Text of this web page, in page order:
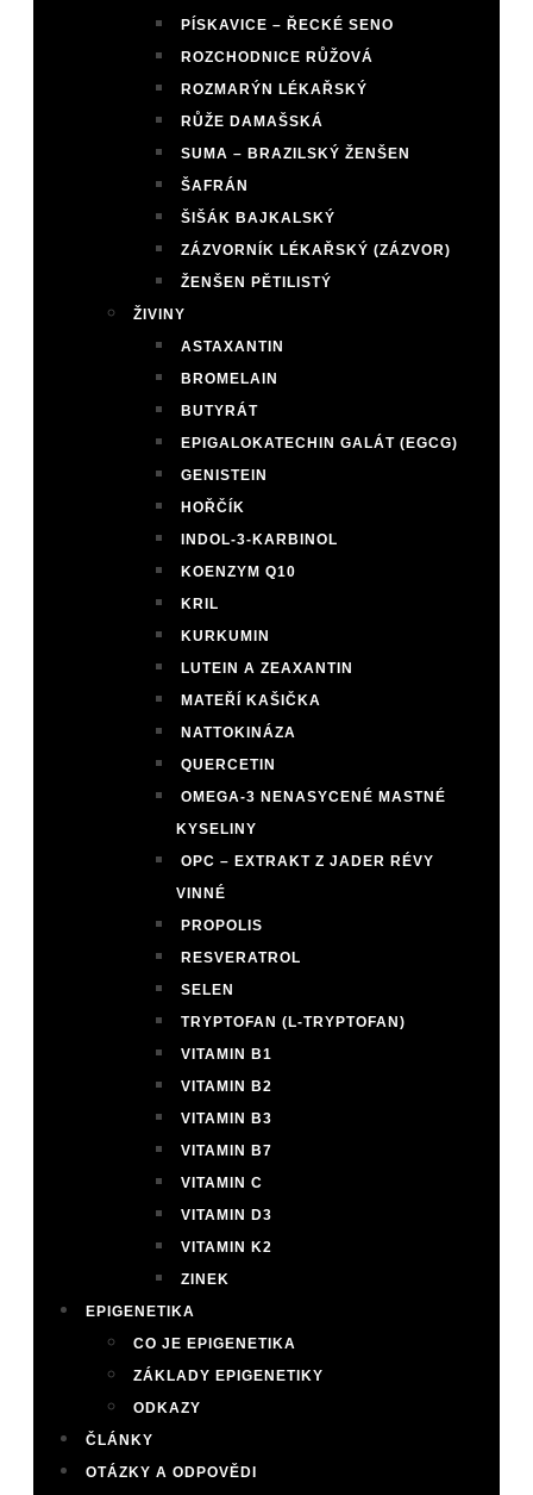
PÍSKAVICE – ŘECKÉ SENO
ROZCHODNICE RŮŽOVÁ
ROZMARÝN LÉKAŘSKÝ
RŮŽE DAMAŠSKÁ
SUMA – BRAZILSKÝ ŽENŠEN
ŠAFRÁN
ŠIŠÁK BAJKALSKÝ
ZÁZVORNÍK LÉKAŘSKÝ (ZÁZVOR)
ŽENŠEN PĚTILISTÝ
ŽIVINY
ASTAXANTIN
BROMELAIN
BUTYRÁT
EPIGALOKATECHIN GALÁT (EGCG)
GENISTEIN
HOŘČÍK
INDOL-3-KARBINOL
KOENZYM Q10
KRIL
KURKUMIN
LUTEIN A ZEAXANTIN
MATEŘÍ KAŠIČKA
NATTOKINÁZA
QUERCETIN
OMEGA-3 NENASYCENÉ MASTNÉ
KYSELINY
OPC – EXTRAKT Z JADER RÉVY
VINNÉ
PROPOLIS
RESVERATROL
SELEN
TRYPTOFAN (L-TRYPTOFAN)
VITAMIN B1
VITAMIN B2
VITAMIN B3
VITAMIN B7
VITAMIN C
VITAMIN D3
VITAMIN K2
ZINEK
EPIGENETIKA
CO JE EPIGENETIKA
ZÁKLADY EPIGENETIKY
ODKAZY
ČLÁNKY
OTÁZKY A ODPOVĚDI